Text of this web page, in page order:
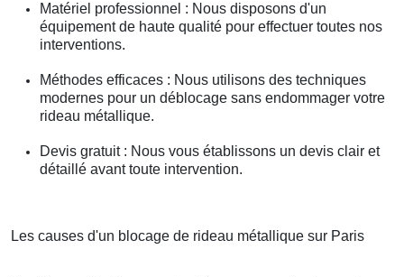
Matériel professionnel : Nous disposons d'un
équipement de haute qualité pour effectuer toutes nos
interventions.
Méthodes efficaces : Nous utilisons des techniques
modernes pour un déblocage sans endommager votre
rideau métallique.
Devis gratuit : Nous vous établissons un devis clair et
détaillé avant toute intervention.
Les causes d'un blocage de rideau métallique sur Paris